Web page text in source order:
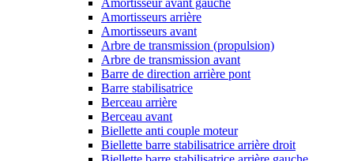
Amortisseur avant gauche
Amortisseurs arrière
Amortisseurs avant
Arbre de transmission (propulsion)
Arbre de transmission avant
Barre de direction arrière pont
Barre stabilisatrice
Berceau arrière
Berceau avant
Biellette anti couple moteur
Biellette barre stabilisatrice arrière droit